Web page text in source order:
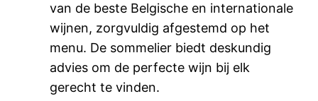
van de beste Belgische en internationale
wijnen, zorgvuldig afgestemd op het
menu. De sommelier biedt deskundig
advies om de perfecte wijn bij elk
gerecht te vinden.